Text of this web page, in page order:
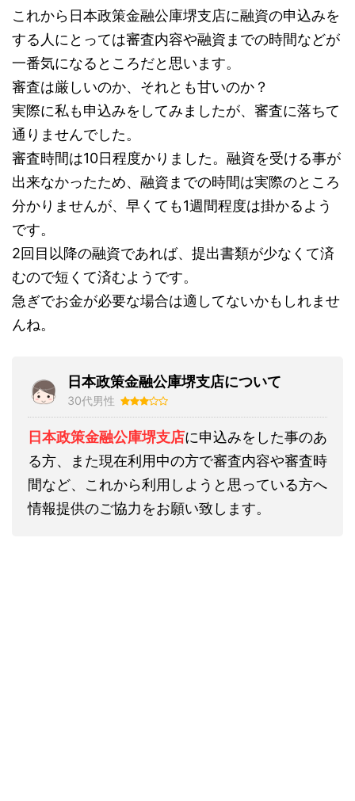
これから日本政策金融公庫堺支店に融資の申込みを
する人にとっては審査内容や融資までの時間などが
一番気になるところだと思います。
審査は厳しいのか、それとも甘いのか？
実際に私も申込みをしてみましたが、審査に落ちて
通りませんでした。
審査時間は10日程度かりました。融資を受ける事が
出来なかったため、融資までの時間は実際のところ
分かりませんが、早くても1週間程度は掛かるよう
です。
2回目以降の融資であれば、提出書類が少なくて済
むので短くて済むようです。
急ぎでお金が必要な場合は適してないかもしれませ
んね。
日本政策金融公庫堺支店について
30代男性
日本政策金融公庫堺支店に申込みをした事のあ
る方、また現在利用中の方で審査内容や審査時
間など、これから利用しようと思っている方へ
情報提供のご協力をお願い致します。